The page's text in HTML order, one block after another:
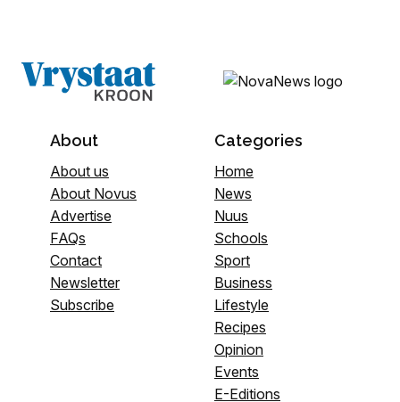
About
About us
About Novus
Advertise
FAQs
Contact
Newsletter
Subscribe
Categories
Home
News
Nuus
Schools
Sport
Business
Lifestyle
Recipes
Opinion
Events
E-Editions